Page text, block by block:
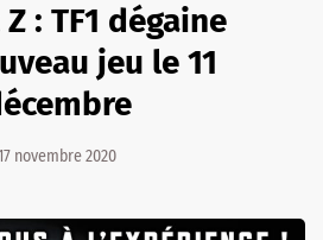
: TF1 dégaine
jeu le 11
novembre 2020